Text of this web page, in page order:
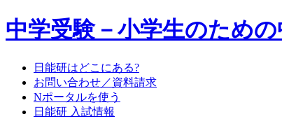
中学受験－小学生のため
日能研はどこにある?
お問い合わせ／資料請求
Nポータルを使う
日能研 入試情報